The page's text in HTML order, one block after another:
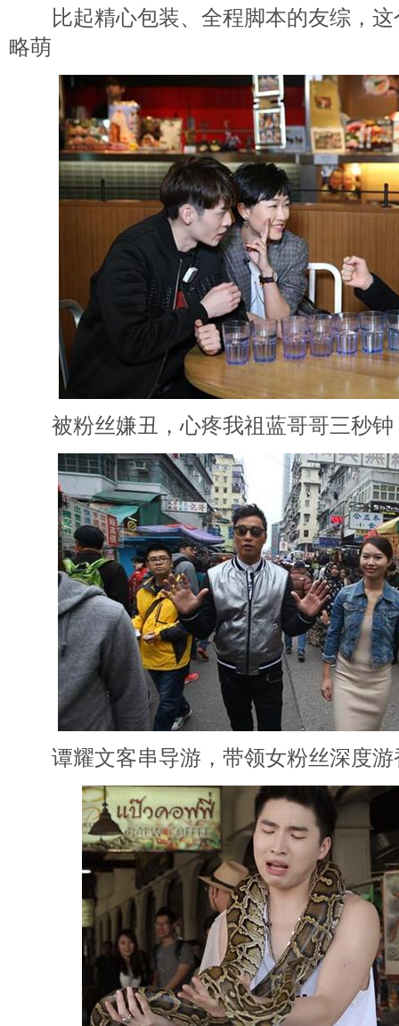
比起精心包装、全程脚本的友综，这
略萌
被粉丝嫌丑，心疼我祖蓝哥哥三秒钟
谭耀文客串导游，带领女粉丝深度游